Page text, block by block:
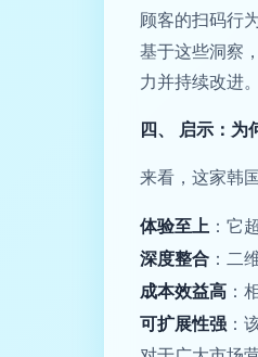
顾客的扫码行
基于这些洞察
力并持续改进。
四、 启示：为
来看，这家韩
体验至上 ：它
深度整合 ：二
成本效益高 ：
可扩展性强 ：